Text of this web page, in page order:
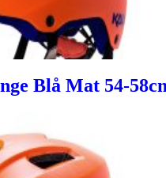
Blå Mat 54-